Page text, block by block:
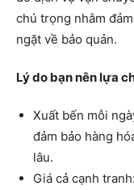
chú trọng nhằm
ngặt về bảo quản.
Lý do bạn nên lựa
Xuất bến mỗi
đảm bảo hàng
lâu.
Giá cả cạnh